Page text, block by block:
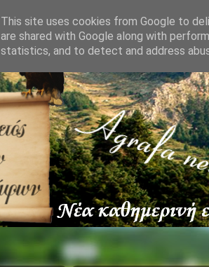
This site uses cookies from Google to
are shared with Google along with
statistics, and to detect and address